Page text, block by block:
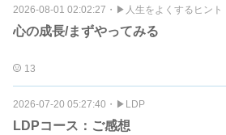
2026-08-01 02:02:27 ・ ▶︎人生をよくするヒント
心の成長/まずやってみる
13
2026-07-20 05:27:40 ・ ▶︎LDP
LDPコース：ご感想